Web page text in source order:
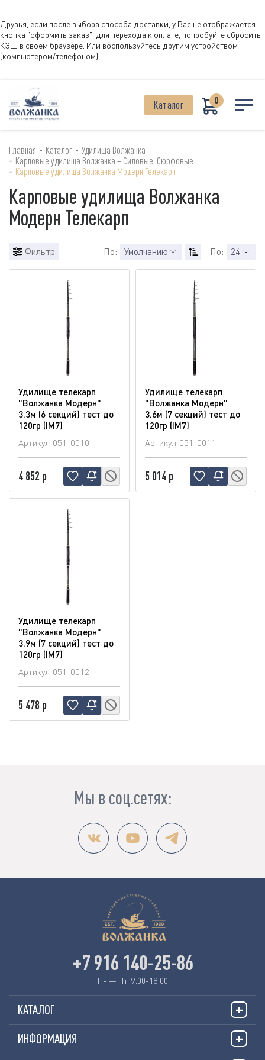
"
Друзья, если после выбора способа доставки, у Вас не отображается
кнопка "оформить заказ", для перехода к оплате, попробуйте сбросить
КЭШ в своём браузере. Или воспользуйтесь другим устройством
(компьютером/телефоном)
"
Каталог 0
Главная - Каталог - Удилища Волжанка
- Карповые удилища Волжанка + Силовые, Сюрфовые
- Карповые удилища Волжанка Модерн Телекарп
Карповые удилища Волжанка
Модерн Телекарп
Фильтр По: Умолчанию По: 24
Удилище телекарп
"Волжанка Модерн"
3.3м (6 секций) тест до
120гр (IM7)
Артикул 051-0010
4 852 р
Удилище телекарп
"Волжанка Модерн"
3.6м (7 секций) тест до
120гр (IM7)
Артикул 051-0011
5 014 р
Удилище телекарп
"Волжанка Модерн"
3.9м (7 секций) тест до
120гр (IM7)
Артикул 051-0012
5 478 р
Мы в соц.сетях:
КАТАЛОГ
ИНФОРМАЦИЯ
+7 916 140-25-86
Пн — Пт: 9:00-18:00